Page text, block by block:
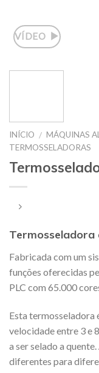
VÍDEO
INÍCIO / MÁQUINAS
TERMOSSELADORAS
Termosseladora
Fabricada com um
funções oferecidas
PLC com 65.000
Esta termosseladora
velocidade entre 3 e
a ser selado a
diferentes para